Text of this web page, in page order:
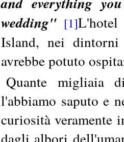
wedding" [1]
Island, nei
avrebbe potuto
Quante migliaia
l'abbiamo saputo e
curiosità veramente